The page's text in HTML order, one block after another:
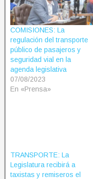
COMISIONES: La
regulación del transporte
público de pasajeros y
seguridad vial en la
agenda legislativa
07/08/2023
En «Prensa»
TRANSPORTE: La
Legislatura recibirá a
taxistas y remiseros el